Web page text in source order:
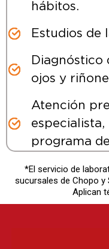
hábitos.
Estudios de
Diagnóstico
ojos y
Atención
programa
*El servicio de
sucursales de Chopo y
Aplican